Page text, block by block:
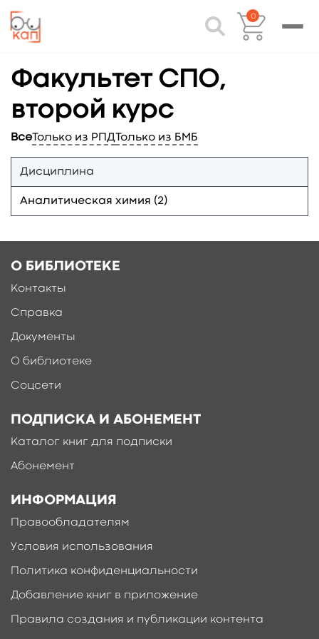
0
Факультет СПО,
второй курс
ВсеТолько из РПД Только из БМБ
Дисциплина
Аналитическая химия (2)
О БИБЛИОТЕКЕ
Контакты
Справка
Документы
О библиотеке
Соцсети
ПОДПИСКА И АБОНЕМЕНТ
Каталог книг для подписки
Абонемент
ИНФОРМАЦИЯ
Правообладателям
Условия использования
Политика конфиденциальности
Добавление книг в приложение
Правила создания и публикации контента